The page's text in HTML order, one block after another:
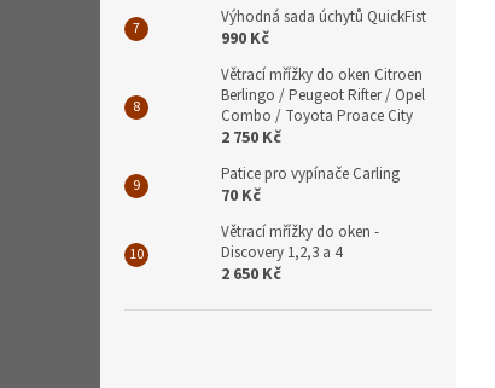
Výhodná sada úchytů QuickFist
990 Kč
Větrací mřížky do oken Citroen
Berlingo / Peugeot Rifter / Opel
Combo / Toyota Proace City
2 750 Kč
Patice pro vypínače Carling
70 Kč
Větrací mřížky do oken -
Discovery 1,2,3 a 4
2 650 Kč